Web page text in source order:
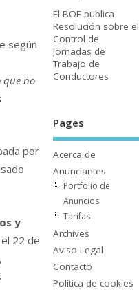
según
que no
por
y
22 de
El BOE publica
Resolución sobre el
Control de
Jornadas de
Trabajo de
Conductores
Pages
Acerca de
Anunciantes
Portfolio de
Anuncios
Tarifas
Archives
Aviso Legal
Contacto
Polí­tica de cookies